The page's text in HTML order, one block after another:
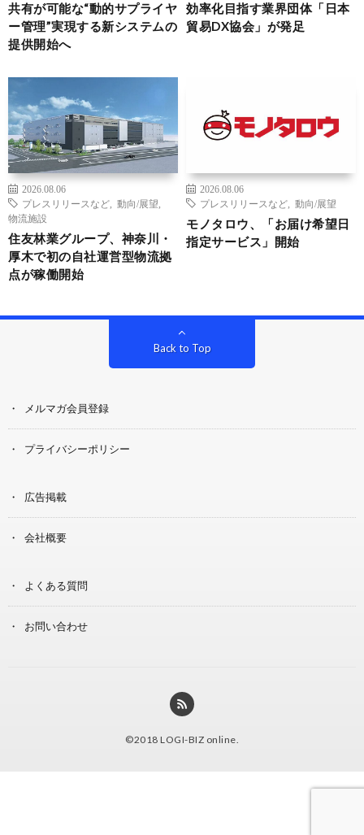
共有が可能な“動的サプライヤ
ー管理”実現する新システムの
提供開始へ
効率化目指す業界団体「日本
貿易DX協会」が発足
2026.08.06
プレスリリースなど
動向/展望
物流施設
住友林業グループ、神奈川・
厚木で初の自社運営型物流拠
点が稼働開始
2026.08.06
プレスリリースなど
動向/展望
モノタロウ、「お届け希望日
指定サービス」開始
Back to Top
メルマガ会員登録
プライバシーポリシー
広告掲載
会社概要
よくある質問
お問い合わせ
©2018 LOGI-BIZ online